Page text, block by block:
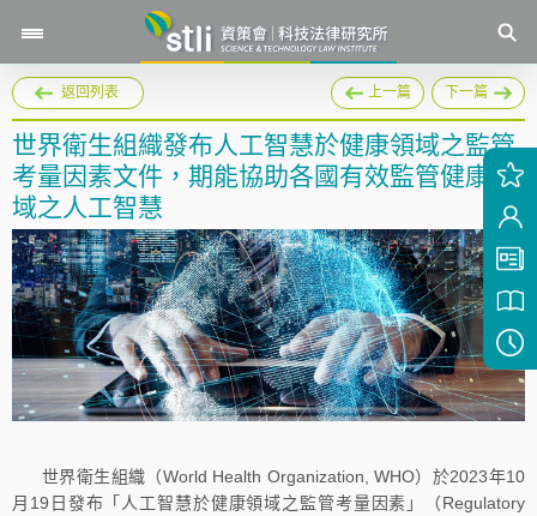
返回列表 上一篇 下一篇
世界衛生組織發布人工智慧於健康領域之監管
考量因素文件，期能協助各國有效監管健康領
域之人工智慧
世界衛生組織（World Health Organization, WHO）於2023年10
月19日發布「人工智慧於健康領域之監管考量因素」（Regulatory